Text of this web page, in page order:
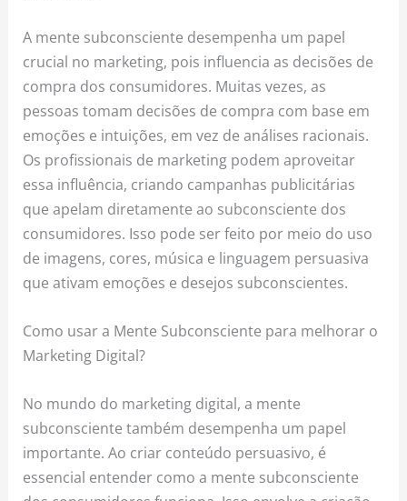
A mente subconsciente desempenha um papel
crucial no marketing, pois influencia as decisões de
compra dos consumidores. Muitas vezes, as
pessoas tomam decisões de compra com base em
emoções e intuições, em vez de análises racionais.
Os profissionais de marketing podem aproveitar
essa influência, criando campanhas publicitárias
que apelam diretamente ao subconsciente dos
consumidores. Isso pode ser feito por meio do uso
de imagens, cores, música e linguagem persuasiva
que ativam emoções e desejos subconscientes.
Como usar a Mente Subconsciente para melhorar o
Marketing Digital?
No mundo do marketing digital, a mente
subconsciente também desempenha um papel
importante. Ao criar conteúdo persuasivo, é
essencial entender como a mente subconsciente